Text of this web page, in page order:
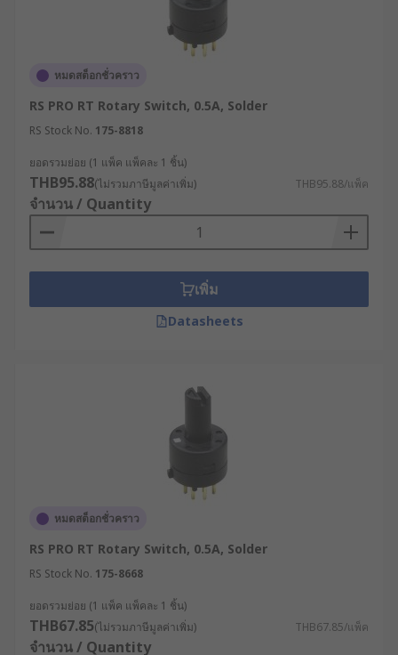
หมดสต็อกชั่วคราว
RS PRO RT Rotary Switch, 0.5A, Solder
RS Stock No. 175-8818
ยอดรวมย่อย (1 แพ็ค แพ็คละ 1 ชิ้น)
THB95.88(ไม่รวมภาษีมูลค่าเพิ่ม) THB95.88/แพ็ค
จำนวน / Quantity
เพิ่ม
Datasheets
หมดสต็อกชั่วคราว
RS PRO RT Rotary Switch, 0.5A, Solder
RS Stock No. 175-8668
ยอดรวมย่อย (1 แพ็ค แพ็คละ 1 ชิ้น)
THB67.85(ไม่รวมภาษีมูลค่าเพิ่ม) THB67.85/แพ็ค
จำนวน / Quantity